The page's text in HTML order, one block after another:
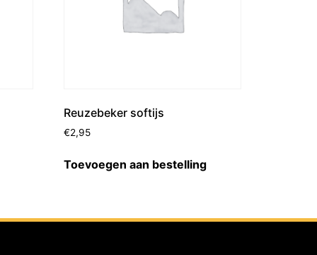
Reuzebeker softijs
€2,95
Toevoegen aan bestelling